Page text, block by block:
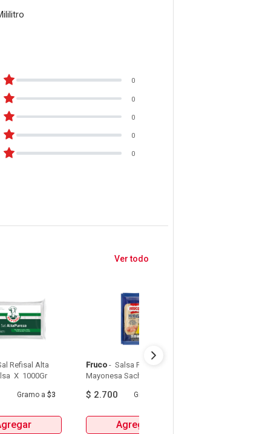
0
0
0
0
0
Ver todo
Refisal Alta
Pureza Bolsa  X  1000Gr
Gramo a$3
Fruco - Salsa Fruco De
$ 2.700 Gramo
Agregar